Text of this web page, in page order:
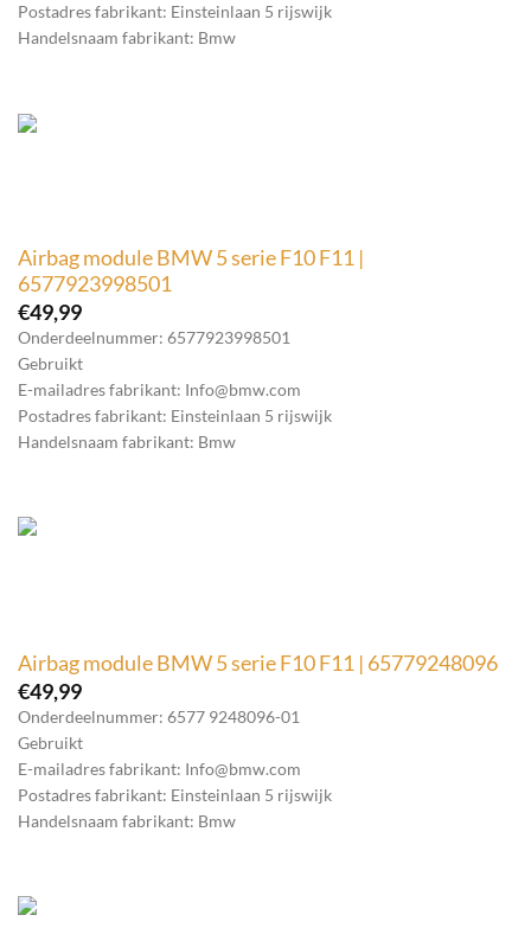
Postadres fabrikant: Einsteinlaan 5 rijswijk
Handelsnaam fabrikant: Bmw
Airbag module BMW 5 serie F10 F11 |
6577923998501
€49,99
Onderdeelnummer: 6577923998501
Gebruikt
E-mailadres fabrikant: Info@bmw.com
Postadres fabrikant: Einsteinlaan 5 rijswijk
Handelsnaam fabrikant: Bmw
Airbag module BMW 5 serie F10 F11 | 65779248096
€49,99
Onderdeelnummer: 6577 9248096-01
Gebruikt
E-mailadres fabrikant: Info@bmw.com
Postadres fabrikant: Einsteinlaan 5 rijswijk
Handelsnaam fabrikant: Bmw